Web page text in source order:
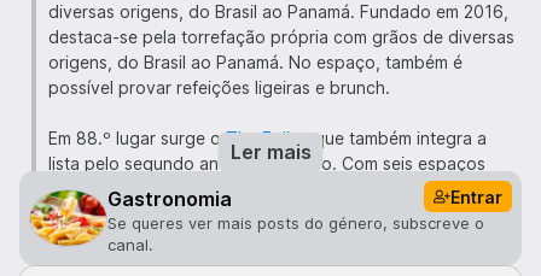
diversas origens, do Brasil ao Panamá. Fundado em 2016,
destaca-se pela torrefação própria com grãos de diversas
origens, do Brasil ao Panamá. No espaço, também é
possível provar refeições ligeiras e brunch.
Em 88.º lugar surge oThe Folks, que também integra a
lista pelo segundo ano consecutivo. Com seis espaços
espalhados pela capital, o The Folks também torra os
próprios grãos e trabalha com variedades mais exclusivas
como Geisha ou Sidra, consolidando o seu nome no
universo do café de especialidade. Com seis espaços
Ler mais
Gastronomia
Entrar
Se queres ver mais posts do género, subscreve o
canal.